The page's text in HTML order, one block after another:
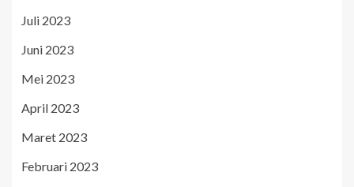
Juli 2023
Juni 2023
Mei 2023
April 2023
Maret 2023
Februari 2023